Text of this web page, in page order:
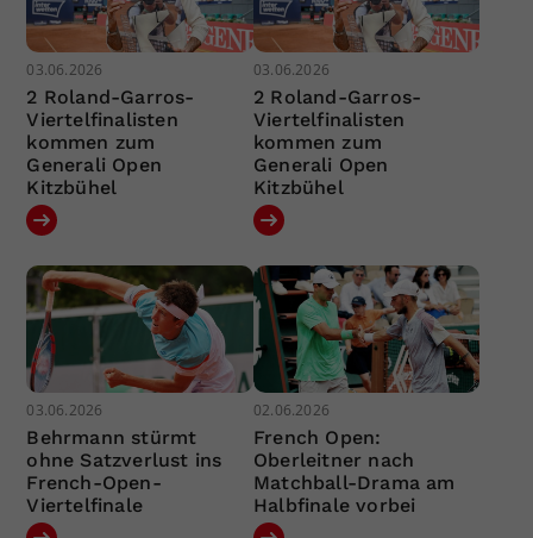
03.06.2026
2 Roland-Garros-
Viertelfinalisten
kommen zum
Generali Open
Kitzbühel
03.06.2026
2 Roland-Garros-
Viertelfinalisten
kommen zum
Generali Open
Kitzbühel
03.06.2026
Behrmann stürmt
ohne Satzverlust ins
French-Open-
Viertelfinale
02.06.2026
French Open:
Oberleitner nach
Matchball-Drama am
Halbfinale vorbei